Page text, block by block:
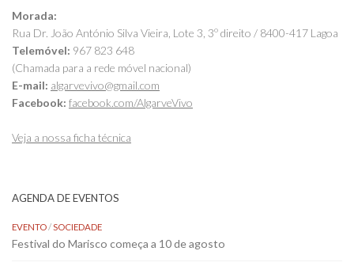
Morada:
Rua Dr. João António Silva Vieira, Lote 3, 3º direito / 8400-417 Lagoa
Telemóvel: 967 823 648
(Chamada para a rede móvel nacional)
E-mail: algarvevivo@gmail.com
Facebook: facebook.com/AlgarveVivo
Veja a nossa ficha técnica
AGENDA DE EVENTOS
EVENTO/SOCIEDADE
Festival do Marisco começa a 10 de agosto